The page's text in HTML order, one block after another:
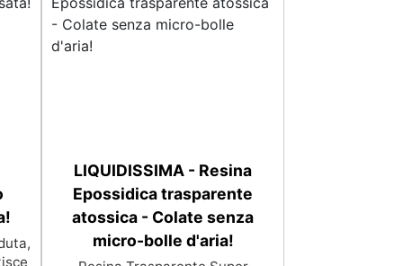
LIQUIDISSIMA - Resina
Epossidica trasparente
atossica - Colate senza
micro-bolle d'aria!